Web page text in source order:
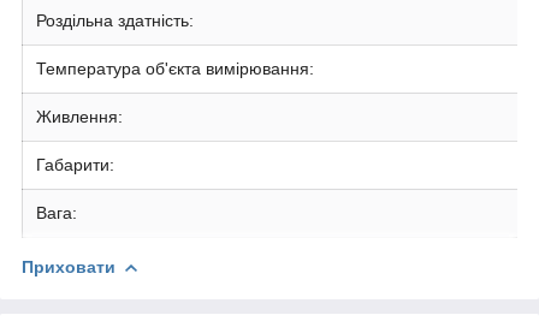
Роздільна здатність:
Температура об'єкта вимірювання:
Живлення:
Габарити:
Вага:
Приховати